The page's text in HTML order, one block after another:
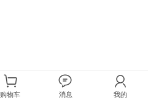
购物车 消息 我的